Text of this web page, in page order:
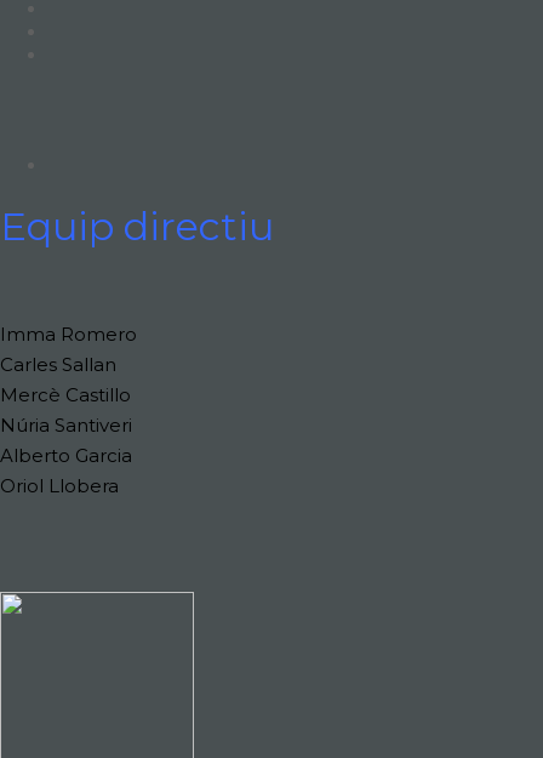
Equip directiu
Imma Romero
Carles Sallan
Mercè Castillo
Núria Santiveri
Alberto Garcia
Oriol Llobera